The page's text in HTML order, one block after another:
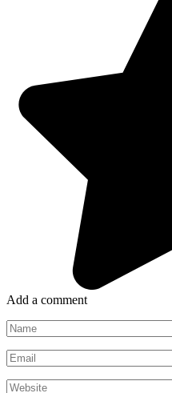
Add a comment
Name
*
Email
*
Website